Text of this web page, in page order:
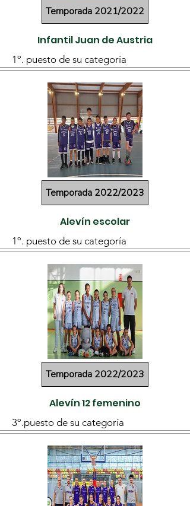
Temporada 2021/2022
Infantil Juan de Austria
1º. puesto de su categoría
Temporada 2022/2023
Alevín escolar
1º. puesto de su categoría
Temporada 2022/2023
Alevín 12 femenino
3º.puesto de su categoría